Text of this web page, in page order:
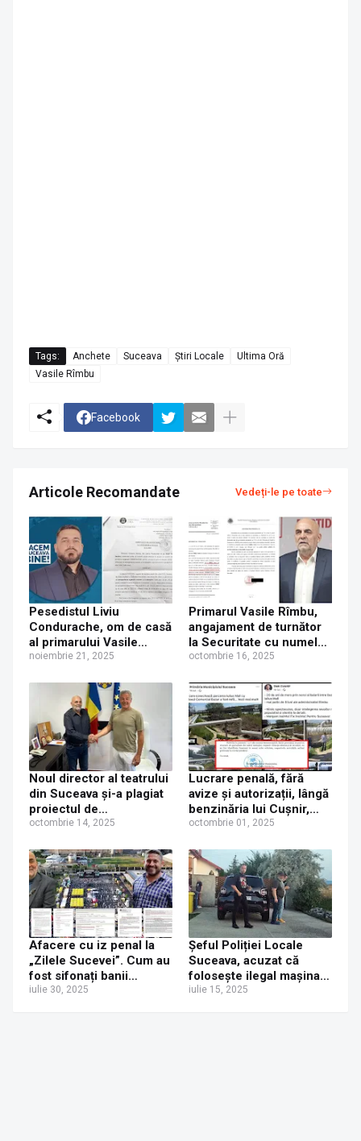
Tags: Anchete Suceava Știri Locale
Ultima Oră
Vasile Rîmbu
Facebook
Articole Recomandate Vedeți-le pe toate
Pesedistul Liviu
Condurache, om de casă
al primarului Vasile
Rîmbu, iertat de
infracțiune la regimul
armelor și munițiilor
noiembrie 21, 2025
Primarul Vasile Rîmbu,
angajament de turnător
la Securitate cu numele
conspirativ „Ciobanu
octombrie 16, 2025
Noul director al teatrului
din Suceava şi-a plagiat
proiectul de
management după cel al
dar a uitat să scoată
„Consiliul Județean
Argeş” din text
octombrie 14, 2025
Lucrare penală, fără
avize și autorizații, lângă
benzinăria lui Cușnir,
sub podul de la Bazar.
și finanțat lucrările?
octombrie 01, 2025
Afacere cu iz penal la
„Zilele Sucevei”. Cum au
fost sifonați banii
sucevenilor de omul de
iulie 30, 2025
Șeful Poliției Locale
Suceava, acuzat că
folosește ilegal mașina
instituției pentru
iulie 15, 2025